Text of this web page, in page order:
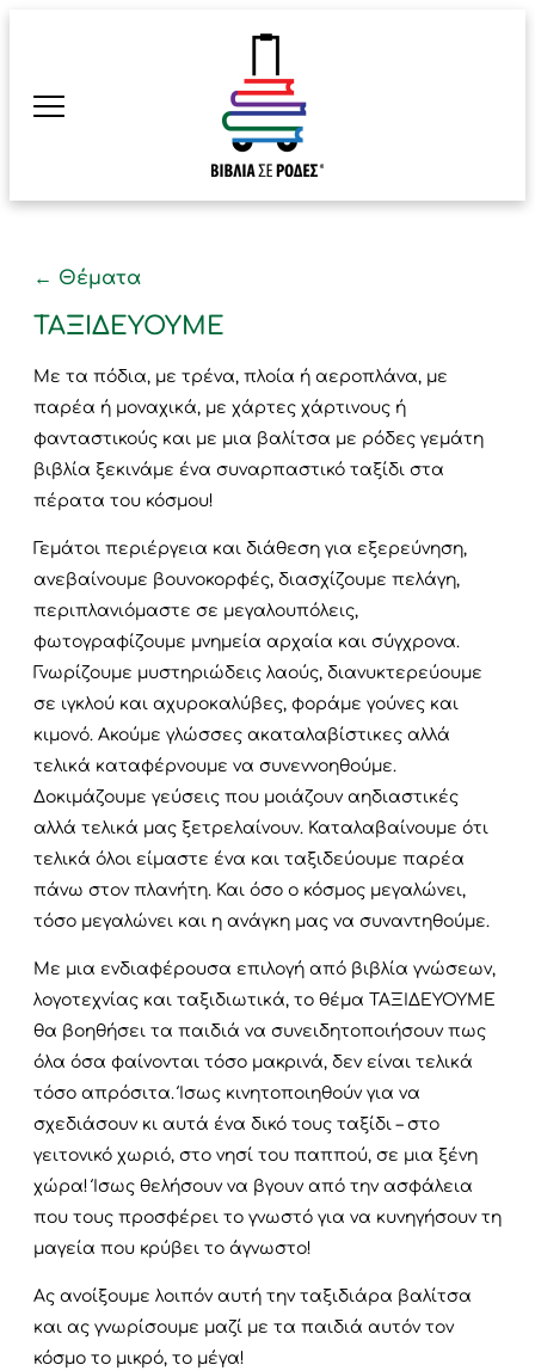
← Θέματα
ΤΑΞΙΔΕΎΟΥΜΕ
Με τα πόδια, με τρένα, πλοία ή αεροπλάνα, με
παρέα ή μοναχικά, με χάρτες χάρτινους ή
φανταστικούς και με μια βαλίτσα με ρόδες γεμάτη
βιβλία ξεκινάμε ένα συναρπαστικό ταξίδι στα
πέρατα του κόσμου!
Γεμάτοι περιέργεια και διάθεση για εξερεύνηση,
ανεβαίνουμε βουνοκορφές, διασχίζουμε πελάγη,
περιπλανιόμαστε σε μεγαλουπόλεις,
φωτογραφίζουμε μνημεία αρχαία και σύγχρονα.
Γνωρίζουμε μυστηριώδεις λαούς, διανυκτερεύουμε
σε ιγκλού και αχυροκαλύβες, φοράμε γούνες και
κιμονό. Ακούμε γλώσσες ακαταλαβίστικες αλλά
τελικά καταφέρνουμε να συνεννοηθούμε.
Δοκιμάζουμε γεύσεις που μοιάζουν αηδιαστικές
αλλά τελικά μας ξετρελαίνουν. Καταλαβαίνουμε ότι
τελικά όλοι είμαστε ένα και ταξιδεύουμε παρέα
πάνω στον πλανήτη. Και όσο ο κόσμος μεγαλώνει,
τόσο μεγαλώνει και η ανάγκη μας να συναντηθούμε.
Με μια ενδιαφέρουσα επιλογή από βιβλία γνώσεων,
λογοτεχνίας και ταξιδιωτικά, το θέμα ΤΑΞΙΔΕΥΟΥΜΕ
θα βοηθήσει τα παιδιά να συνειδητοποιήσουν πως
όλα όσα φαίνονται τόσο μακρινά, δεν είναι τελικά
τόσο απρόσιτα. Ίσως κινητοποιηθούν για να
σχεδιάσουν κι αυτά ένα δικό τους ταξίδι – στο
γειτονικό χωριό, στο νησί του παππού, σε μια ξένη
χώρα! Ίσως θελήσουν να βγουν από την ασφάλεια
που τους προσφέρει το γνωστό για να κυνηγήσουν τη
μαγεία που κρύβει το άγνωστο!
Ας ανοίξουμε λοιπόν αυτή την ταξιδιάρα βαλίτσα
και ας γνωρίσουμε μαζί με τα παιδιά αυτόν τον
κόσμο το μικρό, το μέγα!